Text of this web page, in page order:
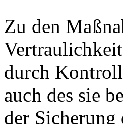
Zu den
durch
auch des sie
der